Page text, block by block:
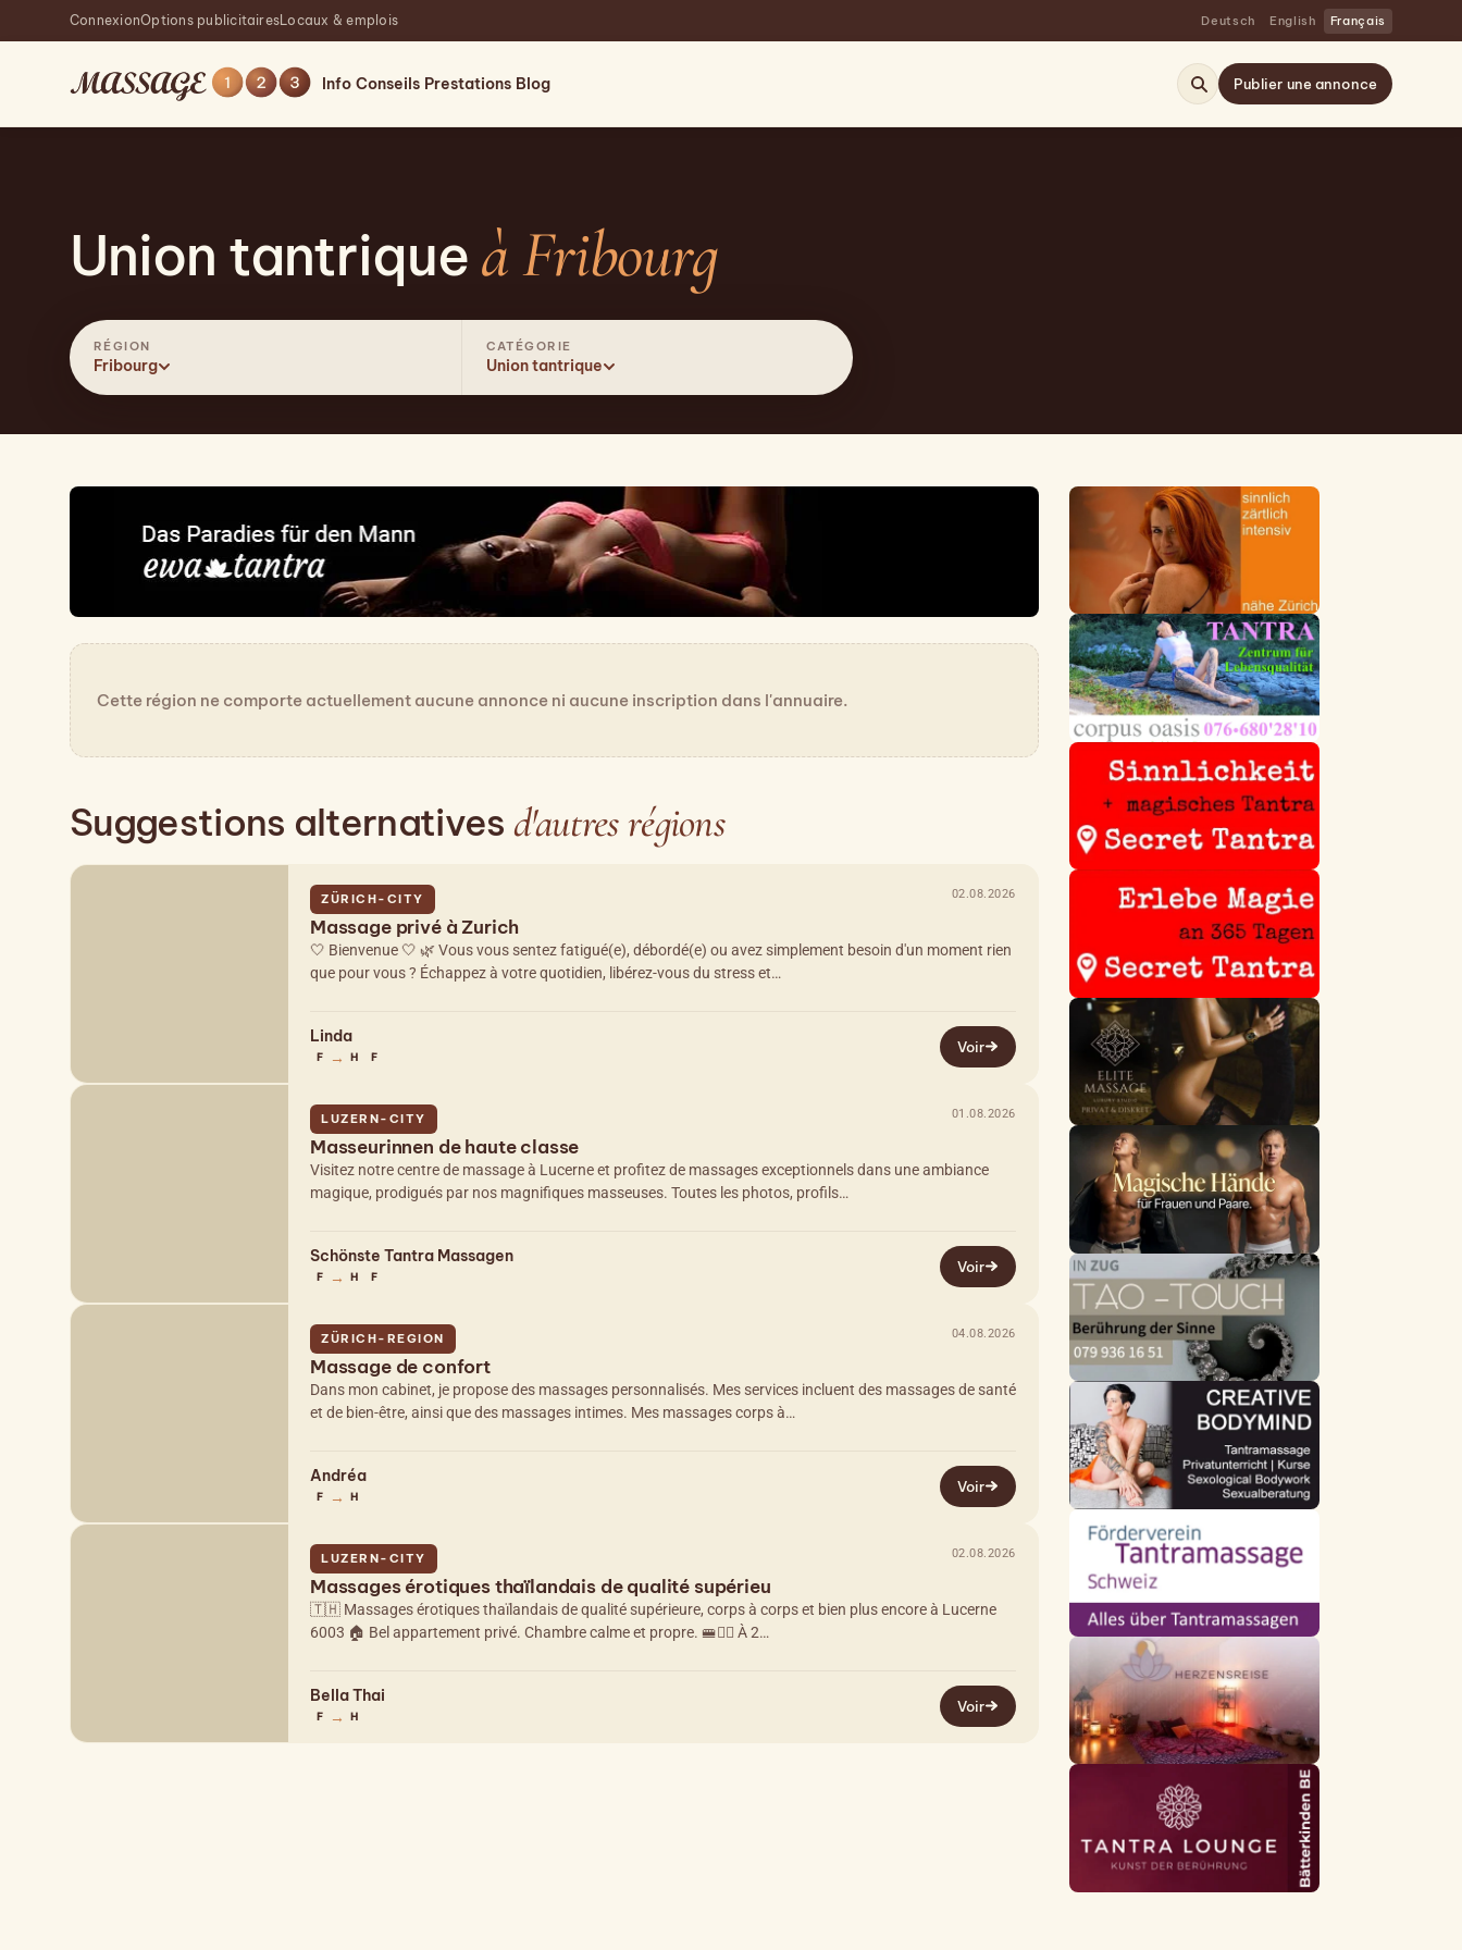
ConnexionOptions publicitairesLocaux & emplois Deutsch English Français
Info Conseils Prestations Blog Publier une annonce
Union tantrique à Fribourg
RÉGION
Fribourg
CATÉGORIE
Union tantrique
Cette région ne comporte actuellement aucune annonce ni aucune inscription dans l'annuaire.
Suggestions alternatives d'autres régions
ZÜRICH-CITY 02.08.2026
Massage privé à Zurich
🤍 Bienvenue 🤍 🌿 Vous vous sentez fatigué(e), débordé(e) ou avez simplement besoin d'un moment rien
que pour vous ? Échappez à votre quotidien, libérez-vous du stress et…
Linda
F → H F
Voir
LUZERN-CITY 01.08.2026
Masseurinnen de haute classe
Visitez notre centre de massage à Lucerne et profitez de massages exceptionnels dans une ambiance
magique, prodigués par nos magnifiques masseuses. Toutes les photos, profils…
Schönste Tantra Massagen
F → H F
Voir
ZÜRICH-REGION 04.08.2026
Massage de confort
Dans mon cabinet, je propose des massages personnalisés. Mes services incluent des massages de santé
et de bien-être, ainsi que des massages intimes. Mes massages corps à…
Andréa
F → H
Voir
LUZERN-CITY 02.08.2026
Massages érotiques thaïlandais de qualité supérieu
🇹🇭 Massages érotiques thaïlandais de qualité supérieure, corps à corps et bien plus encore à Lucerne
6003 🏠 Bel appartement privé. Chambre calme et propre. 🚝🚶‍♂️ À 2…
Bella Thai
F → H
Voir